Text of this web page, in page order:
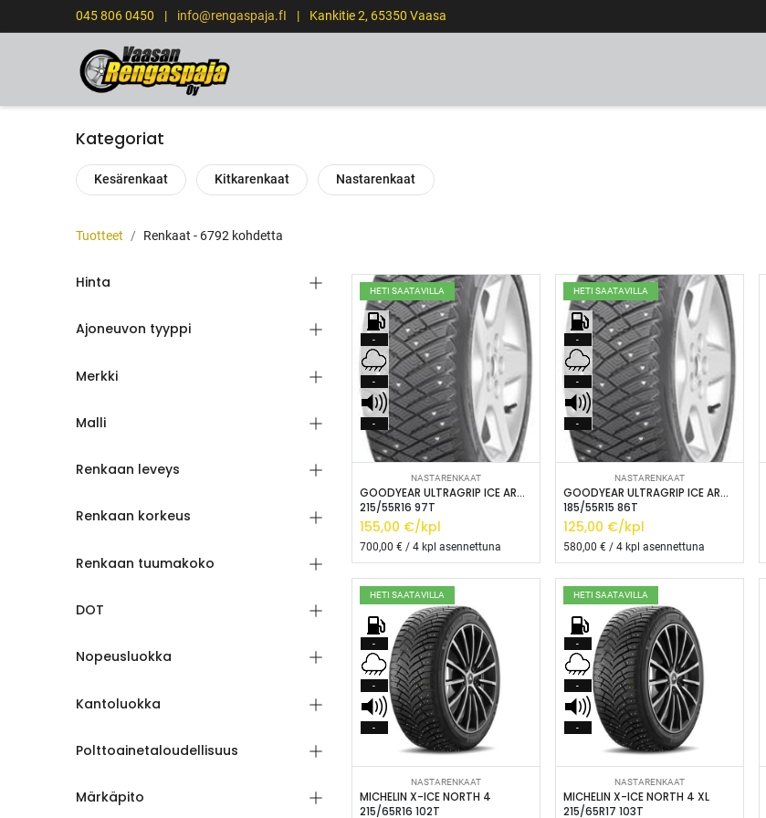
045 806 0450 | info@rengaspaja.fI | Kankitie 2, 65350 Vaasa
Kategoriat
Kesärenkaat Kitkarenkaat Nastarenkaat
Tuotteet Renkaat - 6792 kohdetta
Hinta
Ajoneuvon tyyppi
Merkki
Malli
Renkaan leveys
Renkaan korkeus
Renkaan tuumakoko
DOT
Nopeusluokka
Kantoluokka
Polttoainetaloudellisuus
Märkäpito
HETI SAATAVILLA
-
-
-
Lisää ostoskoriin
NASTARENKAAT
GOODYEAR ULTRAGRIP ICE ARCTIC XL
215/55R16 97T
155,00 €/kpl
700,00 € / 4 kpl asennettuna
HETI SAATAVILLA
-
-
-
Lisää ostoskoriin
NASTARENKAAT
GOODYEAR ULTRAGRIP ICE ARCTIC XL
185/55R15 86T
125,00 €/kpl
580,00 € / 4 kpl asennettuna
HETI SAATAVILLA
-
-
-
Lisää ostoskoriin
NASTARENKAAT
MICHELIN X-ICE NORTH 4
215/65R16 102T
HETI SAATAVILLA
-
-
-
Lisää ostoskoriin
NASTARENKAAT
MICHELIN X-ICE NORTH 4 XL
215/65R17 103T